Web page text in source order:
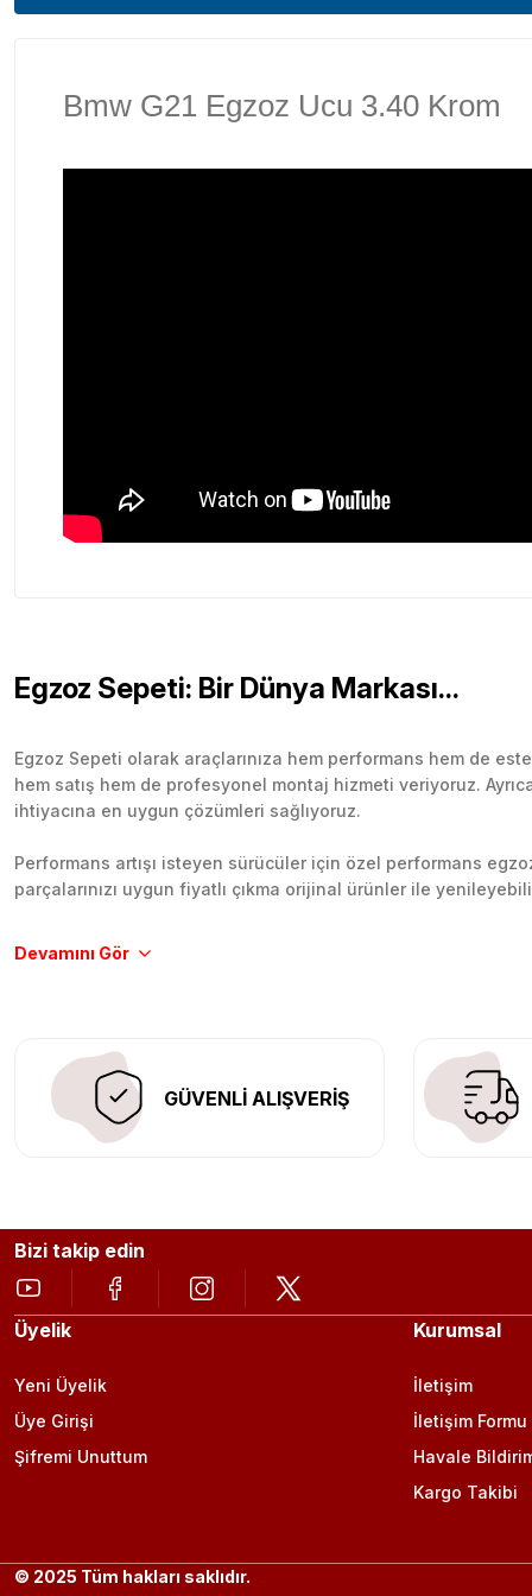
Bmw G21 Egzoz Ucu 3.40 Krom
Egzoz Sepeti: Bir Dünya Markası...
Egzoz Sepeti olarak araçlarınıza hem performans hem de
hem satış hem de profesyonel montaj hizmeti veriyoruz.
ihtiyacına en uygun çözümleri sağlıyoruz.
Performans artışı isteyen sürücüler için özel performans
parçalarınızı uygun fiyatlı çıkma orijinal ürünler ile
Tüm ürünlerimiz orijinal, dayanıklı ve uzun ömürlüdür.
GÜVENLİ ALIŞVERİŞ
Bizi takip edin
Üyelik
Yeni Üyelik
Üye Girişi
Şifremi Unuttum
Kurumsal
İletişim
İletişim Formu
Havale
Kargo Takibi
© 2025 Tüm hakları saklıdır.